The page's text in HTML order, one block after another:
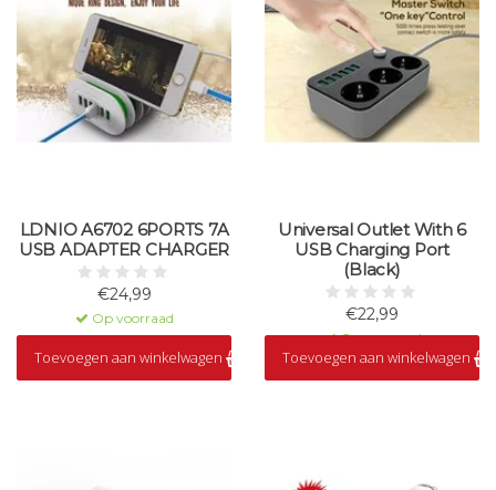
LDNIO A6702 6PORTS 7A
USB ADAPTER CHARGER
€24,99
Op voorraad
Toevoegen aan winkelwagen
Universal Outlet With 6
USB Charging Port
(Black)
€22,99
Op voorraad
Toevoegen aan winkelwagen